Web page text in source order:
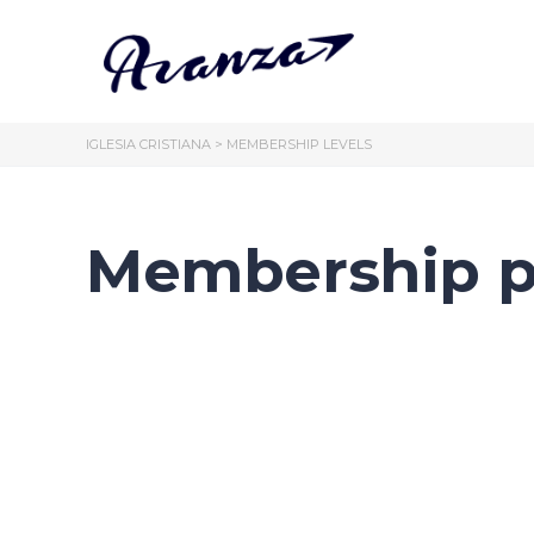
IGLESIA CRISTIANA > MEMBERSHIP LEVELS
Membership